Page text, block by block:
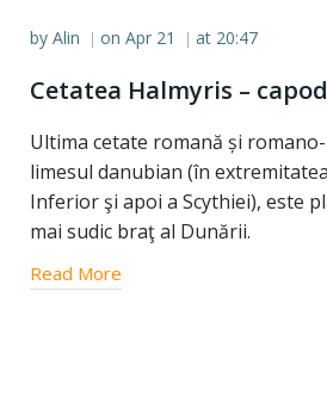
by Alin | on Apr 21 | at 20:47
Cetatea Halmyris –
Ultima cetate romană și
limesul danubian (în
Inferior şi apoi a Scythiei), este
mai sudic braţ al Dunării.
Read More